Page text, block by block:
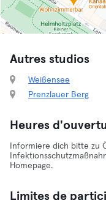
Autres studios
Weißensee
Prenzlauer Berg
Heures
Informiere dich bitte zu
Homepage.
Limites de